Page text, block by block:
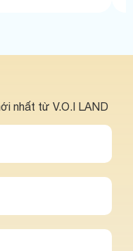
nhất từ V.O.I LAND